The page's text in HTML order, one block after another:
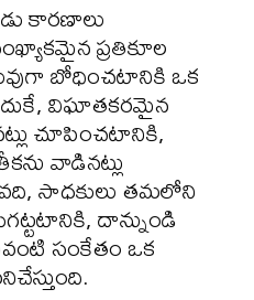
కారణాలు
ప్రతికూల
బోధించటానికి ఒక
విఘాతకరమైన
చూపించటానికి,
వాడినట్లు
సాధకులు తమలోని
దాన్నుండి
సంకేతం ఒక